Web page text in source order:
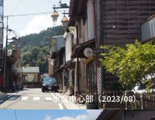
水窪中心部（2023/08）